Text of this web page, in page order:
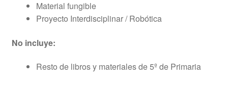
Material fungible
Proyecto Interdisciplinar / Robótica
No incluye:
Resto de libros y materiales de 5º de Primaria